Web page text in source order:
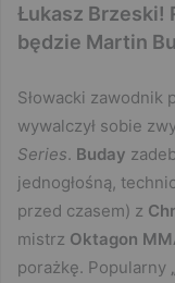
Łukasz Brzeski!
będzie Martin
Słowacki zawodnik
wywalczył sobie
Series. Buday
jednogłośną,
przed czasem) z
mistrz Oktagon
porażkę. Popularny